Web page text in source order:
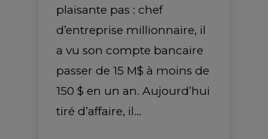
plaisante pas : chef
d’entreprise millionnaire, il
a vu son compte bancaire
passer de 15 M$ à moins de
150 $ en un an. Aujourd’hui
tiré d’affaire, il…